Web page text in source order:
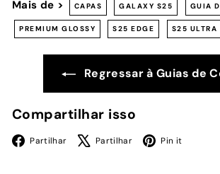
Mais de > CAPAS GALAXY S25 GUIA
PREMIUM GLOSSY S25 EDGE S25 ULTRA
Regressar à Guias de
Compartilhar isso
Partilhar Facebook
Partilhar X Pin it